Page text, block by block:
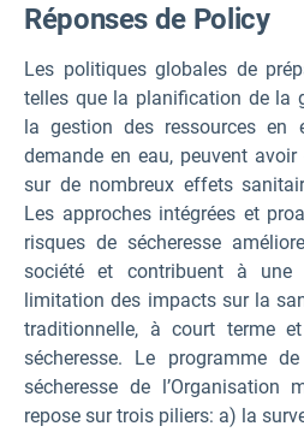
Réponses de Policy
Les politiques globales de
telles que la planification de la
la gestion des ressources
demande en eau, peuvent
sur de nombreux effets
Les approches intégrées et
risques de sécheresse
société et contribuent à une
limitation des impacts sur la
traditionnelle, à court terme
sécheresse. Le programme
sécheresse de l’Organisation
repose sur trois piliers: a) la